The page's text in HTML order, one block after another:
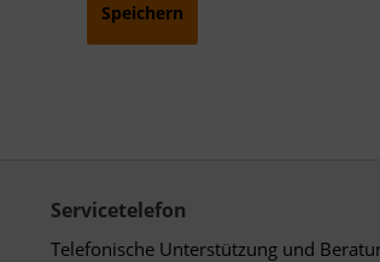
Speichern
Servicetelefon
Telefonische Unterstützung und